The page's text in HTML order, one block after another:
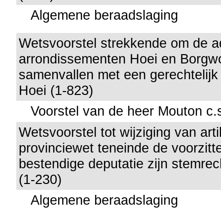
Algemene beraadslaging
Wetsvoorstel strekkende om de
arrondissementen Hoei en
samenvallen met een
Hoei (1-823)
Voorstel van de heer Mouton
Wetsvoorstel tot wijziging van
provinciewet teneinde de
bestendige deputatie zijn
(1-230)
Algemene beraadslaging